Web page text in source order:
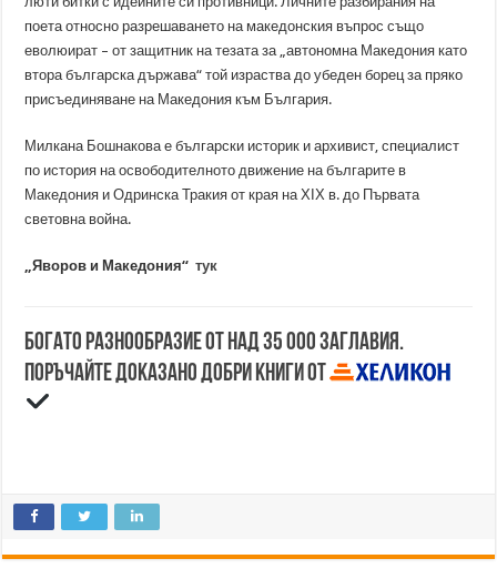
поета относно разрешаването на македонския въпрос също
еволюират – от защитник на тезата за „автономна Македония като
втора българска държава“ той израства до убеден борец за пряко
присъединяване на Македония към България.
Милкана Бошнакова е български историк и архивист, специалист
по история на освободителното движение на българите в
Македония и Одринска Тракия от края на ХІХ в. до Първата
световна война.
„Яворов и Македония“тук
Богато разнообразие от над 35 000 заглавия.
Поръчайте доказано добри книги от